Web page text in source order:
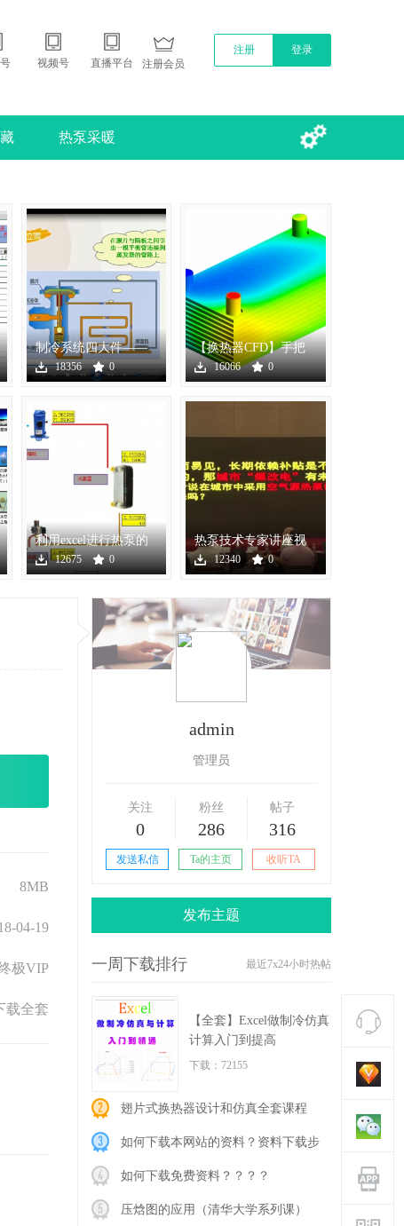
视频号 直播平台 注册会员
注册 登录
热泵采暖
制冷系统四大件——
节流结构 详解课程
18356 0
【换热器CFD】手把
手教你Fluent模拟板式
换
16066 0
利用excel进行热泵的
设计与计算选型
12675 0
热泵技术专家讲座视
频（最新讲座）
12340 0
8MB
04-19
极VIP
载全套
admin
管理员
关注
0
粉丝
286
帖子
316
发送私信 Ta的主页 收听TA
发布主题
一周下载排行 最近7x24小时热帖
【全套】Excel做制冷仿真
计算入门到提高
下载：72155
翅片式换热器设计和仿真全套课程
（软件+视
如何下载本网站的资料？资料下载步
骤详解！
如何下载免费资料？？？？
压焓图的应用（清华大学系列课）